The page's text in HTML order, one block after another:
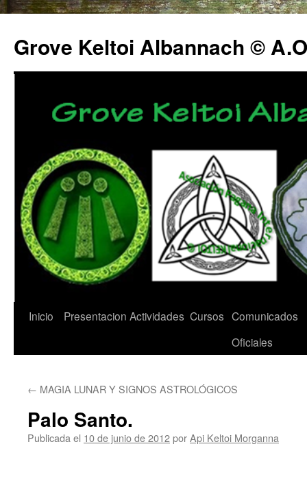
Grove Keltoi Albannach ©
Saltar
Inicio Presentacion Actividades Cursos Comunicados
Oficiales
← MAGIA LUNAR Y SIGNOS ASTROLÓGICOS
Palo Santo.
Publicada el 10 de junio de 2012porApi Keltoi Morganna